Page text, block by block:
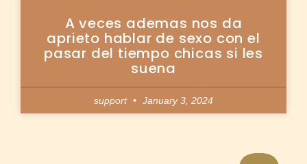
A veces ademas nos da
aprieto hablar de sexo con el
pasar del tiempo chicas si les
suena
support January 3, 2024